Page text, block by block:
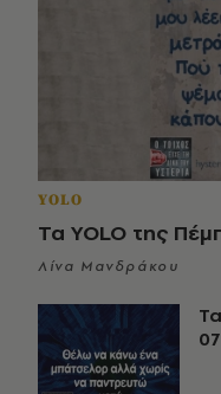
YOLO
Τα YOLO της
Λίνα Μανδράκου